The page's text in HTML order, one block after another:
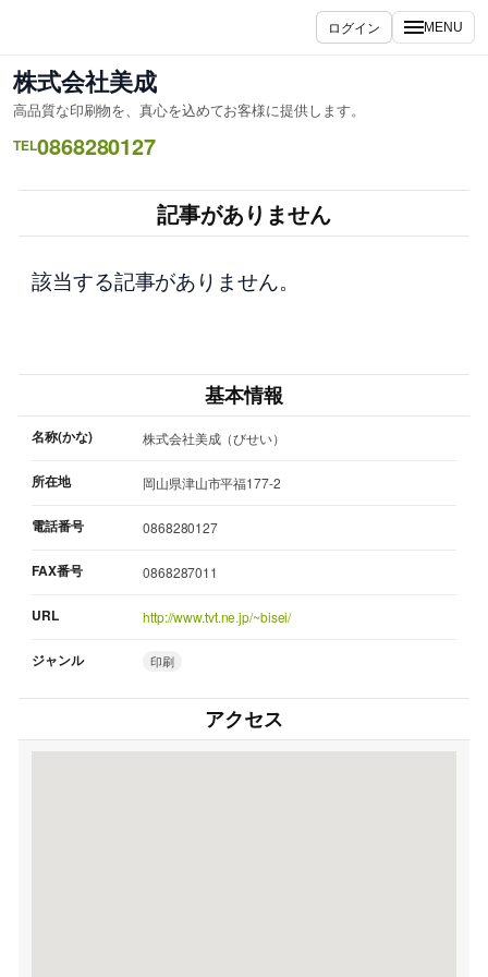
を
ス
キ
ッ
ログイン MENU
株式会社美成
高品質な印刷物を、真心を込めてお客様に提供します。
TEL0868280127
記事がありません
該当する記事がありません。
基本情報
名称(かな) 株式会社美成（びせい）
所在地 岡山県津山市平福177-2
電話番号 0868280127
FAX番号 0868287011
URL http://www.tvt.ne.jp/~bisei/
ジャンル 印刷
アクセス